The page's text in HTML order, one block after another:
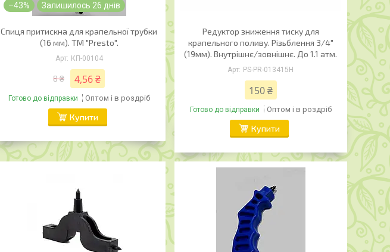
–43% Залишилось 26 днів
Спиця притискна для крапельної трубки
(16 мм). ТМ "Presto".
КП-00104
8 ₴ 4,56 ₴
Готово до відправки Оптом і в роздріб
Купити
Редуктор зниження тиску для
крапельного поливу. Різьблення 3/4"
(19мм). Внутрішнє/зовнішнє. До 1.1 атм.
PS-PR-013415H
150 ₴
Готово до відправки Оптом і в роздріб
Купити